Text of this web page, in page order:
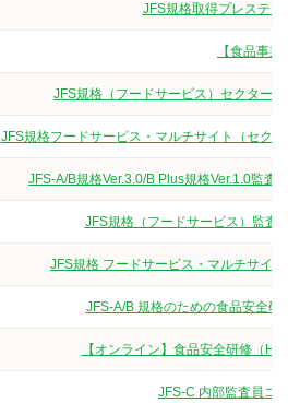
JFS規格取得プレステ
【食品事
JFS規格（フードサービス）セクター
JFS規格フードサービス・マルチサイト（セク
JFS-A/B規格Ver.3.0/B Plus規格Ver.1.0監
JFS規格（フードサービス）監査
JFS規格 フードサービス・マルチサイ
JFS-A/B 規格のための食品安全
【オンライン】食品安全研修（
JFS-C 内部監査員コ